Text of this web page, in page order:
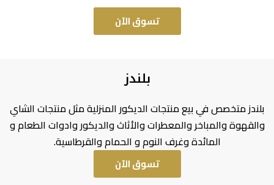
تسوق الآن
بلندز
بلندز متخصص في بيع منتجات الديكور المنزلية مثل منتجات الشاي
والقهوة والمباخر والمعطرات والأثاث والديكور وادوات الطعام و
المائدة وغرف النوم و الحمام والقرطاسية.
تسوق الآن